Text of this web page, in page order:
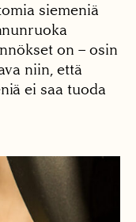
siemeniä
on – osin
niin, että
ei saa tuoda